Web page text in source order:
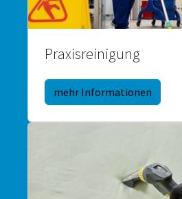
Praxisreinigung
mehr Informationen